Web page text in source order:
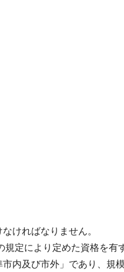
ければなりません。
定により定めた資格を有
内及び市外」であり、規